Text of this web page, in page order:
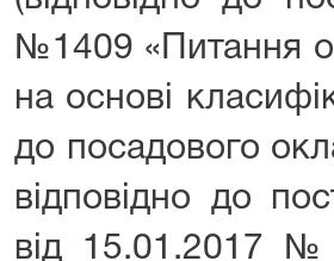
№1409 «Питання
на основі
до посадового
відповідно до
від 15.01.2017 №